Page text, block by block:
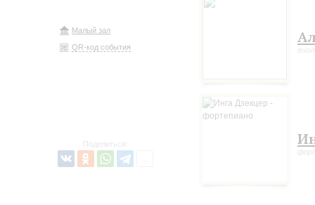
Малый зал
QR-код события
Поделиться: